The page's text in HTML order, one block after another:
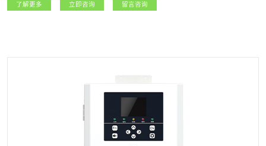
市燃气安全运行的精细化管理。
了解更多 立即咨询 留言咨询